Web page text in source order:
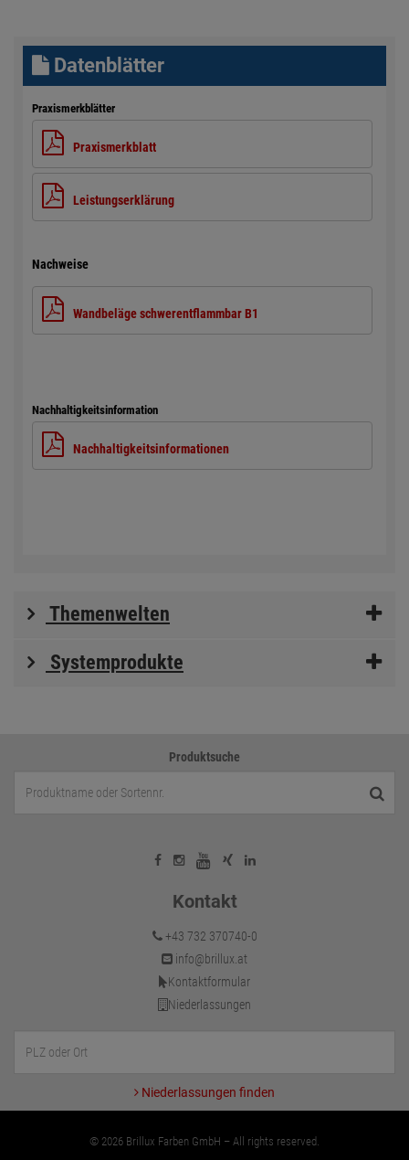
Datenblätter
Praxismerkblätter
Praxismerkblatt
Leistungserklärung
Nachweise
Wandbeläge schwerentflammbar B1
Nachhaltigkeitsinformation
Nachhaltigkeitsinformationen
Themenwelten
Systemprodukte
Produktsuche
Kontakt
+43 732 370740-0
info@brillux.at
Kontaktformular
Niederlassungen
Niederlassungen finden
© 2026 Brillux Farben GmbH – All rights reserved.